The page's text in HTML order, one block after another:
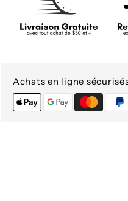
Achats en ligne